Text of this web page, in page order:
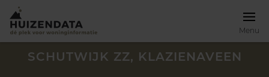
Menu
SCHUTWIJK ZZ, KLAZIENAVEEN